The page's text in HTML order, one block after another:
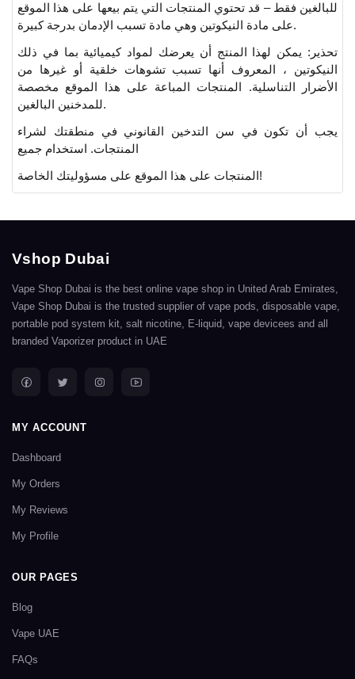
للبالغين فقط – قد تحتوي المنتجات التي يتم بيعها على هذا الموقع
على مادة النيكوتين وهي مادة تسبب الإدمان بدرجة كبيرة.
تحذير: يمكن لهذا المنتج أن يعرضك لمواد كيميائية بما في ذلك
النيكوتين ، المعروف أنها تسبب تشوهات خلقية أو غيرها من
الأضرار التناسلية. المنتجات المباعة على هذا الموقع مخصصة
للمدخنين البالغين.
يجب أن تكون في سن التدخين القانوني في منطقتك لشراء
المنتجات. استخدام جميع
المنتجات على هذا الموقع على مسؤوليتك الخاصة!
Vshop Dubai
Vape Shop Dubai is the best online vape shop in United Arab Emirates,
Vape Shop Dubai is the trusted supplier of vape pods, disposable vape,
portable pod system kit, salt nicotine, E-liquid, vape devicees and all
branded Vaporizer product in UAE
MY ACCOUNT
Dashboard
My Orders
My Reviews
My Profile
OUR PAGES
Blog
Vape UAE
FAQs